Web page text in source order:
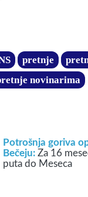
pretnje
novinarima
Potrošnja goriva
Bečeju:Za 16
puta do Meseca